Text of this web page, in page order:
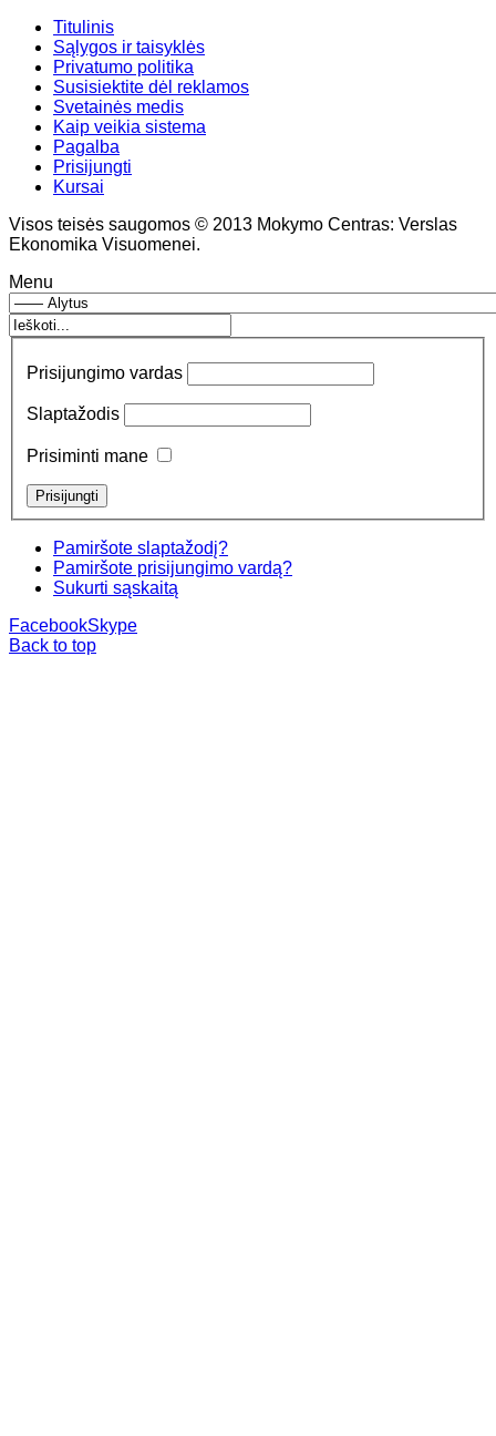
Titulinis
Sąlygos ir taisyklės
Privatumo politika
Susisiektite dėl reklamos
Svetainės medis
Kaip veikia sistema
Pagalba
Prisijungti
Kursai
Visos teisės saugomos © 2013 Mokymo Centras: Verslas
Ekonomika Visuomenei.
Menu
Prisijungimo vardas
Slaptažodis
Prisiminti mane
Pamiršote slaptažodį?
Pamiršote prisijungimo vardą?
Sukurti sąskaitą
FacebookSkype
Back to top